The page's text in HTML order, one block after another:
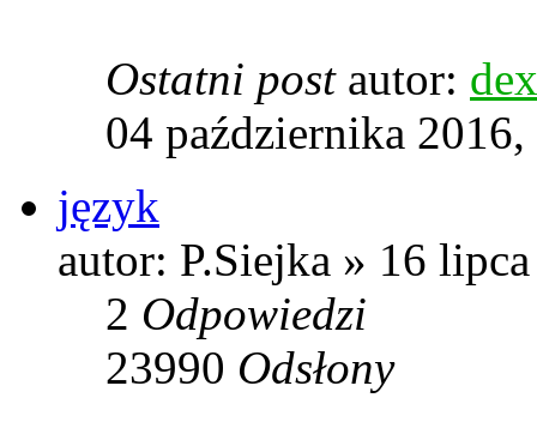
Ostatni post autor:
04 października
język
autor: P.Siejka » 16
2 Odpowiedzi
23990 Odsłony